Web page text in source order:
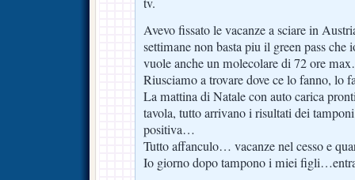
tv.
Avevo fissato le vacanze a sciare in
settimane non basta piu il green pass
vuole anche un molecolare di 72 ore
Riusciamo a trovare dove ce lo fanno, lo
La mattina di Natale con auto carica
tavola, tutto arrivano i risultati dei
positiva…
Tutto affanculo… vacanze nel cesso e
Io giorno dopo tampono i miei